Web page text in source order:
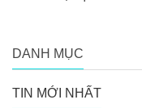
DANH MỤC
TIN MỚI NHẤT